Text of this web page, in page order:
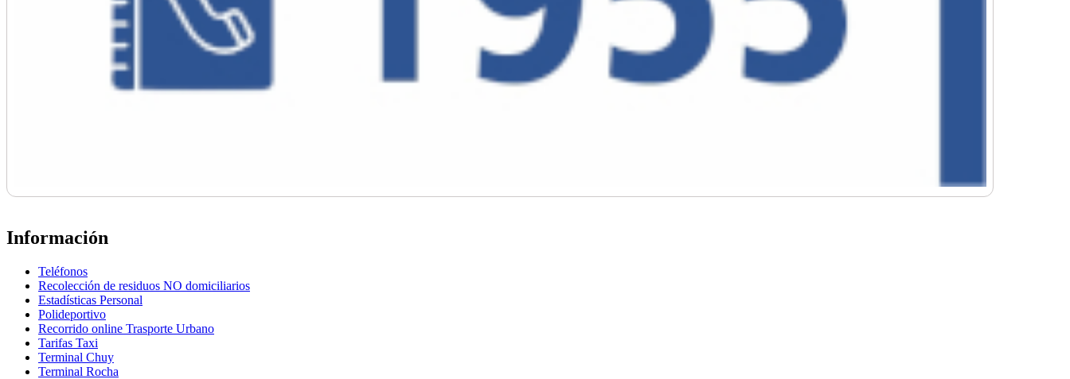
Información
Teléfonos
Recolección de residuos NO domiciliarios
Estadísticas Personal
Polideportivo
Recorrido online Trasporte Urbano
Tarifas Taxi
Terminal Chuy
Terminal Rocha